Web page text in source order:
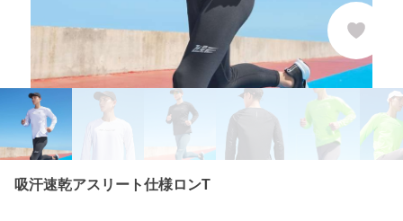
吸汗速乾アスリート仕様ロンT